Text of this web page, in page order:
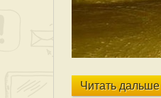
Читать дальше